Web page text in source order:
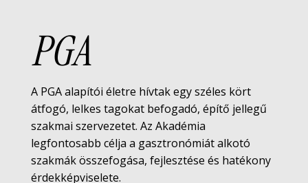
PGA
A PGA alapítói életre hívtak egy széles kört
átfogó, lelkes tagokat befogadó, építő jellegű
szakmai szervezetet. Az Akadémia
legfontosabb célja a gasztronómiát alkotó
szakmák összefogása, fejlesztése és hatékony
érdekképviselete.